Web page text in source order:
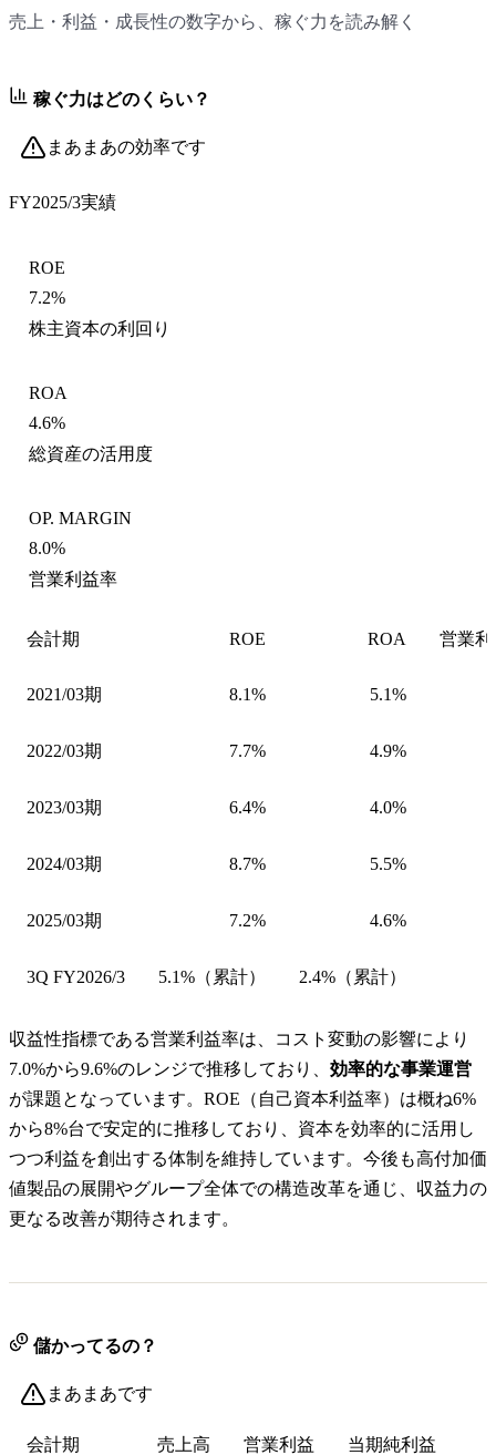
売上・利益・成長性の数字から、稼ぐ力を読み解く
稼ぐ力はどのくらい？
まあまあの効率です
FY2025/3実績
ROE
7.2%
株主資本の利回り
ROA
4.6%
総資産の活用度
OP. MARGIN
8.0%
営業利益率
会計期 ROE ROA 営業
2021/03期 8.1% 5.1%
2022/03期 7.7% 4.9%
2023/03期 6.4% 4.0%
2024/03期 8.7% 5.5%
2025/03期 7.2% 4.6%
3Q FY2026/3 5.1%（累計） 2.4%（累計）
収益性指標である営業利益率は、コスト変動の影響により
7.0%から9.6%のレンジで推移しており、 効率的な事業運営
が課題となっています。ROE（自己資本利益率）は概ね6%
から8%台で安定的に推移しており、資本を効率的に活用し
つつ利益を創出する体制を維持しています。今後も高付加価
値製品の展開やグループ全体での構造改革を通じ、収益力の
更なる改善が期待されます。
儲かってるの？
まあまあです
会計期 売上高 営業利益 当期純利益